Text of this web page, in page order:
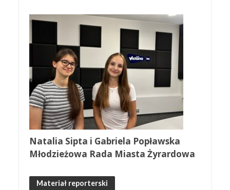
Natalia Sipta i Gabriela Popławska
Młodzieżowa Rada Miasta Żyrardowa
Materiał reporterski